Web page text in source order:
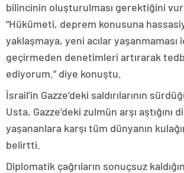
bilincinin oluşturulması gerektiğini
“Hükümeti, deprem konusuna
yaklaşmaya, yeni acılar yaşanmaması
geçirmeden denetimleri artırarak
ediyorum.” diye konuştu.
İsrail’in Gazze’deki saldırılarının
Usta, Gazze’deki zulmün arşı aştığını
yaşananlara karşı tüm dünyanın
belirtti.
Diplomatik çağrıların sonuçsuz